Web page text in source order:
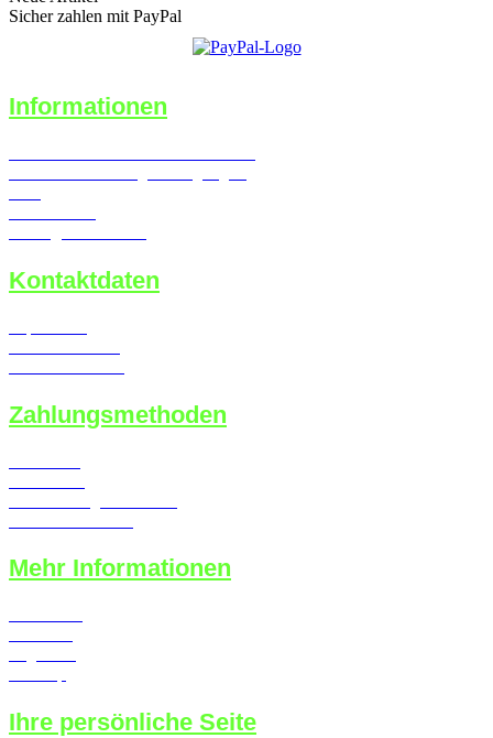
Sicher zahlen mit PayPal
Informationen
Kontaktdaten
Zahlungsmethoden
Mehr Informationen
Ihre persönliche Seite